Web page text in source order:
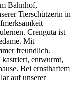
Bahnhof,
Tierschützerin in
Crenguta ist
Mit
freundlich.
entwurmt,
Bei ernsthaftem
auf unserer